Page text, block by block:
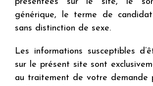
générique, le terme de
sans distinction de sexe.
Les informations susceptibles
sur le présent site sont
au traitement de votre demande